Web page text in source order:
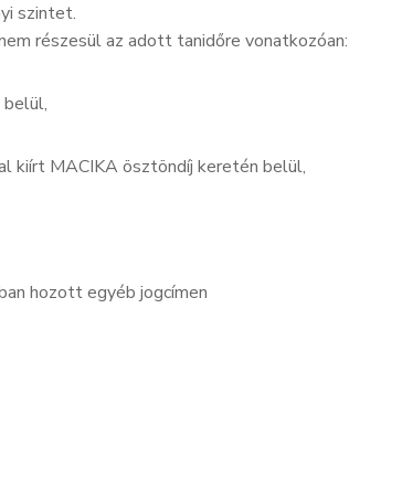
szintet.
részesül az adott tanidőre vonatkozóan:
kiírt MACIKA ösztöndíj keretén belül,
hozott egyéb jogcímen